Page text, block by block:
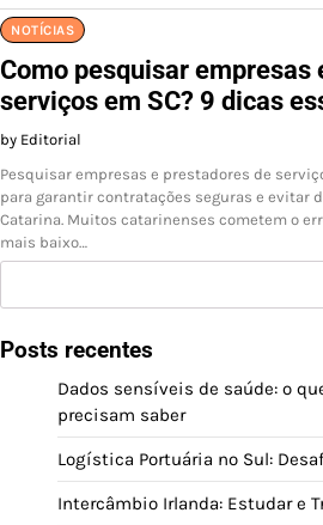
NOTÍCIAS
Como pesquisar empresas
serviços em SC? 9 dicas
by Editorial
Pesquisar empresas e prestadores de
para garantir contratações seguras e evitar
Catarina. Muitos catarinenses cometem o
mais baixo…
Posts recentes
Dados sensíveis de saúde: o
precisam saber
Logística Portuária no Sul:
Intercâmbio Irlanda: Estudar e